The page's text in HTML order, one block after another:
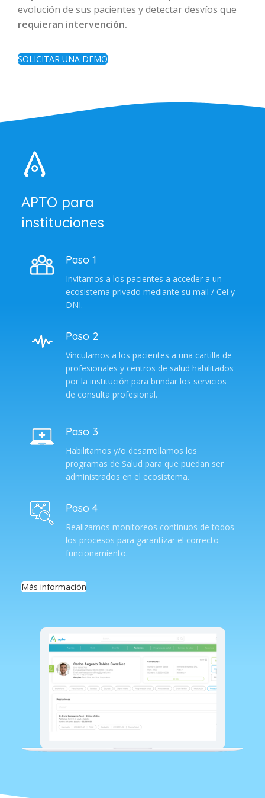
evolución de sus pacientes y detectar desvíos que
requieran intervención.
SOLICITAR UNA DEMO
APTO para
instituciones
Paso 1
Invitamos a los pacientes a acceder a un
ecosistema privado mediante su mail / Cel y
DNI.
Paso 2
Vinculamos a los pacientes a una cartilla de
profesionales y centros de salud habilitados
por la institución para brindar los servicios
de consulta profesional.
Paso 3
Habilitamos y/o desarrollamos los
programas de Salud para que puedan ser
administrados en el ecosistema.
Paso 4
Realizamos monitoreos continuos de todos
los procesos para garantizar el correcto
funcionamiento.
Más información